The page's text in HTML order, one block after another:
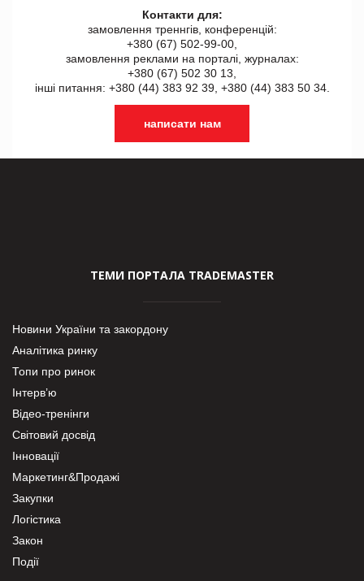
Контакти для:
замовлення треннгів, конференцій:
+380 (67) 502-99-00,
замовлення реклами на порталі, журналах:
+380 (67) 502 30 13,
інші питання: +380 (44) 383 92 39, +380 (44) 383 50 34.
написати нам
ТЕМИ ПОРТАЛА TRADEMASTER
Новини України та закордону
Аналітика ринку
Топи про ринок
Інтерв’ю
Відео-тренінги
Світовий досвід
Інновації
Маркетинг&Продажі
Закупки
Логістика
Закон
Події